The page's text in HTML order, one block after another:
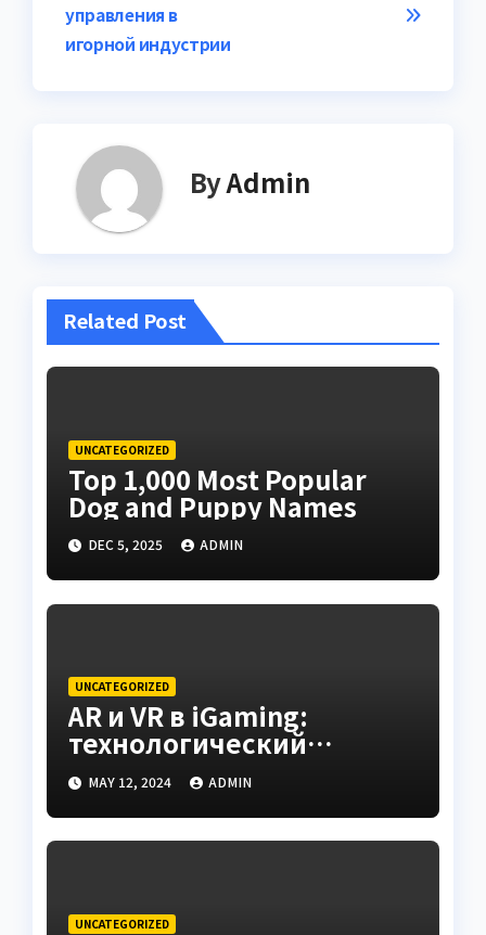
управления в
игорной индустрии
ByAdmin
Related Post
UNCATEGORIZED
Top 1,000 Most Popular
Dog and Puppy Names
DEC 5, 2025 ADMIN
UNCATEGORIZED
AR и VR в iGaming:
технологический
контекст и комментарии
Andrey Dobrovolskiy
(Cosmobet)
MAY 12, 2024 ADMIN
UNCATEGORIZED